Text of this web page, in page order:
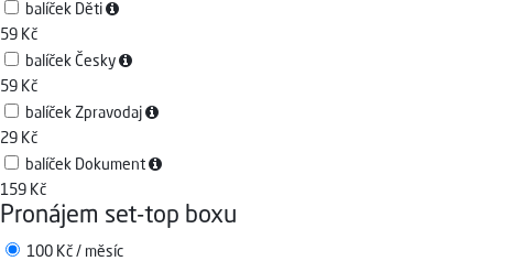
balíček Děti
59 Kč
balíček Česky
59 Kč
balíček Zpravodaj
29 Kč
balíček Dokument
159 Kč
Pronájem set-top boxu
100 Kč / měsíc